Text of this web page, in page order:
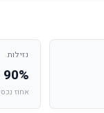
נזילות
90%
אחוז